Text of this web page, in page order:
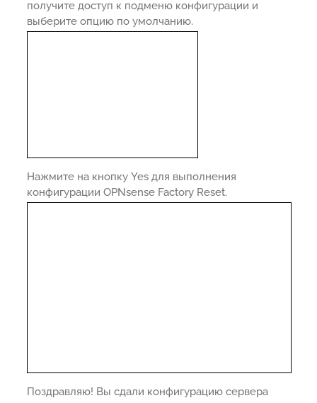
получите доступ к подменю конфигурации и
выберите опцию по умолчанию.
Нажмите на кнопку Yes для выполнения
конфигурации OPNsense Factory Reset.
Поздравляю! Вы сдали конфигурацию сервера